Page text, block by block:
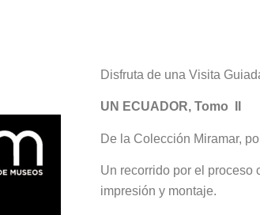
Disfruta de una Visita
UN ECUADOR, Tomo II
De la Colección Miramar,
Un recorrido por el proceso
impresión y montaje.